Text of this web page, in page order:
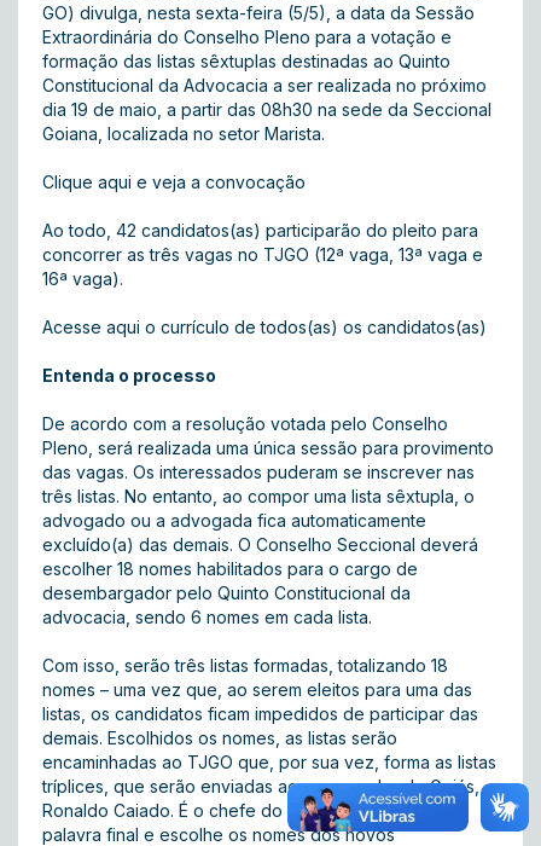
GO) divulga, nesta sexta-feira (5/5), a data da Sessão
Extraordinária do Conselho Pleno para a votação e
formação das listas sêxtuplas destinadas ao Quinto
Constitucional da Advocacia a ser realizada no próximo
dia 19 de maio, a partir das 08h30 na sede da Seccional
Goiana, localizada no setor Marista.
Clique aqui e veja a convocação
Ao todo, 42 candidatos(as) participarão do pleito para
concorrer as três vagas no TJGO (12ª vaga, 13ª vaga e
16ª vaga).
Acesse aqui o currículo de todos(as) os candidatos(as)
Entenda o processo
De acordo com a resolução votada pelo Conselho
Pleno, será realizada uma única sessão para provimento
das vagas. Os interessados puderam se inscrever nas
três listas. No entanto, ao compor uma lista sêxtupla, o
advogado ou a advogada fica automaticamente
excluído(a) das demais. O Conselho Seccional deverá
escolher 18 nomes habilitados para o cargo de
desembargador pelo Quinto Constitucional da
advocacia, sendo 6 nomes em cada lista.
Com isso, serão três listas formadas, totalizando 18
nomes – uma vez que, ao serem eleitos para uma das
listas, os candidatos ficam impedidos de participar das
demais. Escolhidos os nomes, as listas serão
encaminhadas ao TJGO que, por sua vez, forma as listas
tríplices, que serão enviadas ao governador de Goiás,
Ronaldo Caiado. É o chefe do Executivo quem dá a
palavra final e escolhe os nomes dos novos